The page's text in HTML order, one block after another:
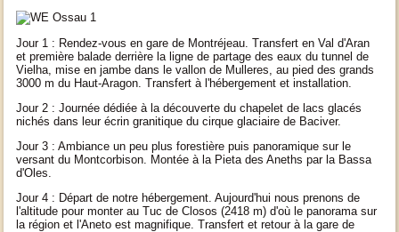
Jour 1 : Rendez-vous en gare de Montréjeau. Transfert en Val d'Aran
et première balade derrière la ligne de partage des eaux du tunnel de
Vielha, mise en jambe dans le vallon de Mulleres, au pied des grands
3000 m du Haut-Aragon. Transfert à l'hébergement et installation.
Jour 2 : Journée dédiée à la découverte du chapelet de lacs glacés
nichés dans leur écrin granitique du cirque glaciaire de Baciver.
Jour 3 : Ambiance un peu plus forestière puis panoramique sur le
versant du Montcorbison. Montée à la Pieta des Aneths par la Bassa
d'Oles.
Jour 4 : Départ de notre hébergement. Aujourd'hui nous prenons de
l'altitude pour monter au Tuc de Closos (2418 m) d'où le panorama sur
la région et l'Aneto est magnifique. Transfert et retour à la gare de